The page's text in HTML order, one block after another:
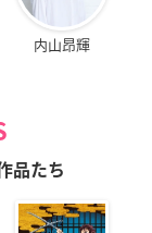
内山昂輝
品たち